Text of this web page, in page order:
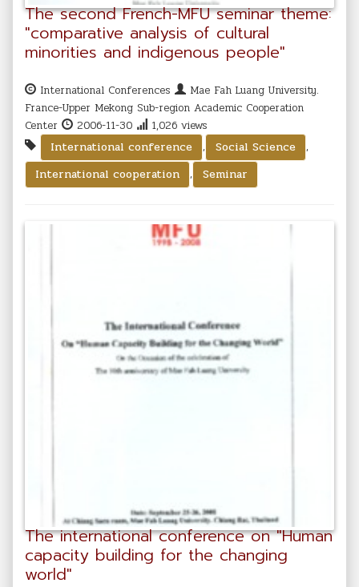
The second French-MFU seminar theme:
"comparative analysis of cultural
minorities and indigenous people"
International Conferences
Mae Fah Luang University.
France-Upper Mekong Sub-region Academic Cooperation
Center
2006-11-30
1,026 views
International conference
, Social Science
,
International cooperation
, Seminar
The international conference on "Human
capacity building for the changing
world"